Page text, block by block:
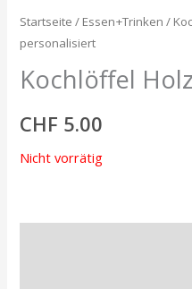
Startseite / Essen+Trinken /
personalisiert
Kochlöffel
CHF 5.00
Nicht vorrätig